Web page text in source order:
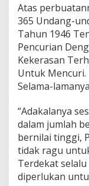
Atas
365 Undang-
Tahun 1946
Pencurian
Kekerasan
Untuk Mencuri.
Selama-
“Adakalanya
dalam jumlah
bernilai tinggi,
tidak ragu
Terdekat
diperlukan